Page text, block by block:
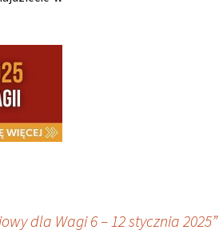
dla Wagi 6 – 12 stycznia 2025”